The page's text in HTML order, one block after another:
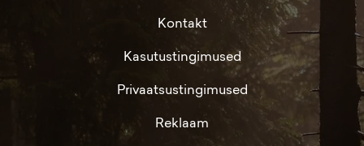
Kontakt
Kasutustingimused
Privaatsustingimused
Reklaam